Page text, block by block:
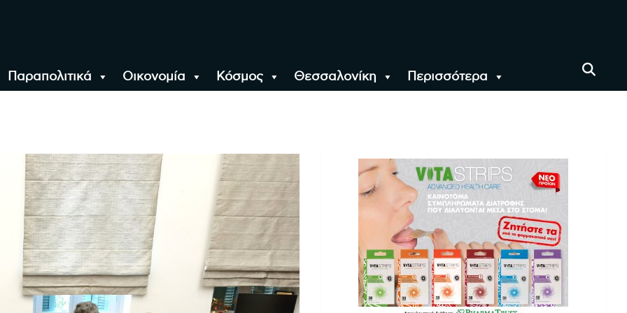
Παραπολιτικά Οικονομία Κόσμος Θεσσαλονίκη Περισσότερα